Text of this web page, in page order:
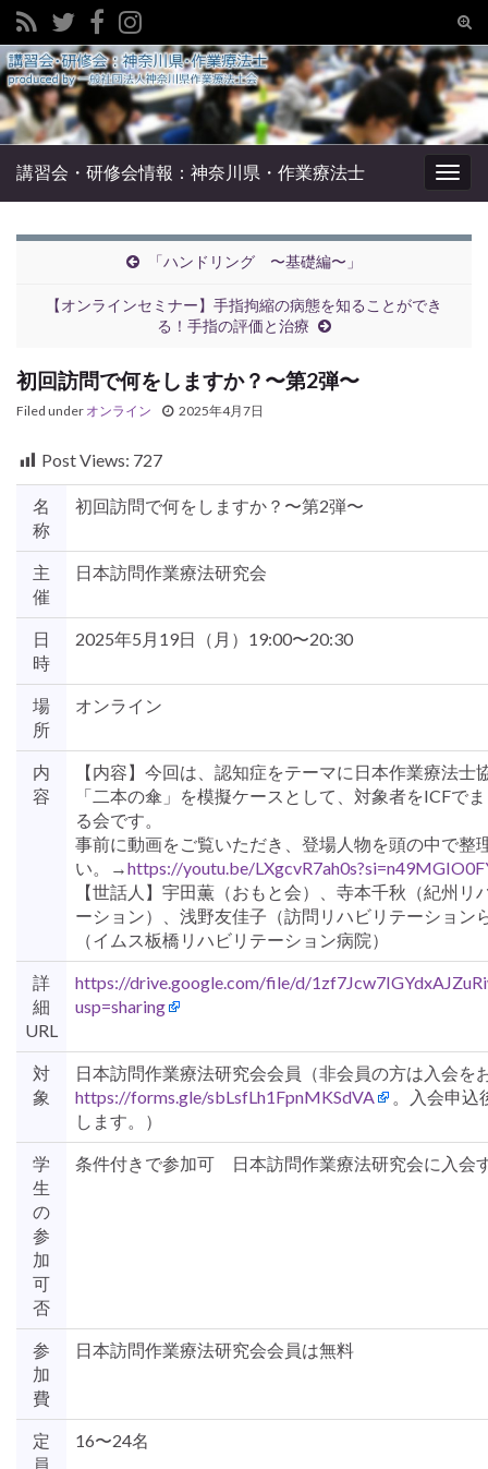
Search for:
講習会・研修会情報：神奈川県・作業療法士
「ハンドリング 〜基礎編〜」
【オンラインセミナー】手指拘縮の病態を知ることができ
る！手指の評価と治療
初回訪問で何をしますか？〜第2弾〜
Filed under オンライン 2025年4月7日
Post Views: 727
名
称
初回訪問で何をしますか？〜第2弾〜
主
催
日本訪問作業療法研究会
日
時
2025年5月19日（月）19:00〜20:30
場
所
オンライン
内
容
【内容】今回は、認知症をテーマに日本作業療法士
「二本の傘」を模擬ケースとして、対象者をICFで
る会です。
事前に動画をご覧いただき、登場人物を頭の中で整
い。→https://youtu.be/
【世話人】宇田薫（おもと会）、寺本千秋（紀州リ
ーション）、浅野友佳子（訪問リハビリテーション
（イムス板橋リハビリテーション病院）
詳
細
URL
https://drive.google.com/file/d/
usp=sharing
対
象
日本訪問作業療法研究会会員（非会員の方は入会を
https://forms.gle/sbLsfLh1FpnMKSdVA
。入会申込
します。）
学
生
の
参
加
可
否
条件付きで参加可 日本訪問作業療法研究会に入会
参
加
費
日本訪問作業療法研究会会員は無料
定
員
16〜24名